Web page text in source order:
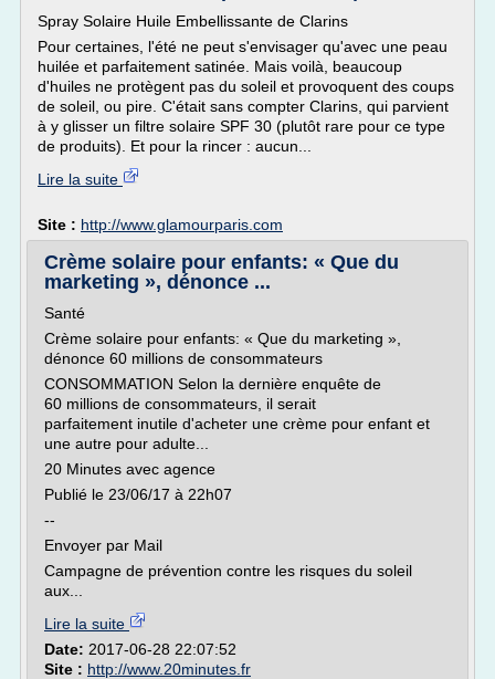
Spray Solaire Huile Embellissante de Clarins
Pour certaines, l'été ne peut s'envisager qu'avec une peau
huilée et parfaitement satinée. Mais voilà, beaucoup
d'huiles ne protègent pas du soleil et provoquent des coups
de soleil, ou pire. C'était sans compter Clarins, qui parvient
à y glisser un filtre solaire SPF 30 (plutôt rare pour ce type
de produits). Et pour la rincer : aucun...
Lire la suite
Site : http://www.glamourparis.com
Crème solaire pour enfants: « Que du
marketing », dénonce ...
Santé
Crème solaire pour enfants: « Que du marketing »,
dénonce 60 millions de consommateurs
CONSOMMATION Selon la dernière enquête de
60 millions de consommateurs, il serait
parfaitement inutile d'acheter une crème pour enfant et
une autre pour adulte...
20 Minutes avec agence
Publié le 23/06/17 à 22h07
--
Envoyer par Mail
Campagne de prévention contre les risques du soleil
aux...
Lire la suite
Date: 2017-06-28 22:07:52
Site : http://www.20minutes.fr